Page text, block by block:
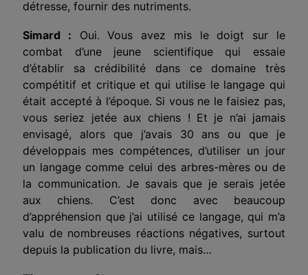
détresse, fournir des nutriments.
Simard : Oui. Vous avez mis le doigt sur le
combat d’une jeune scientifique qui essaie
d’établir sa crédibilité dans ce domaine très
compétitif et critique et qui utilise le langage qui
était accepté à l’époque. Si vous ne le faisiez pas,
vous seriez jetée aux chiens ! Et je n’ai jamais
envisagé, alors que j’avais 30 ans ou que je
développais mes compétences, d’utiliser un jour
un langage comme celui des arbres-mères ou de
la communication. Je savais que je serais jetée
aux chiens. C’est donc avec beaucoup
d’appréhension que j’ai utilisé ce langage, qui m’a
valu de nombreuses réactions négatives, surtout
depuis la publication du livre, mais…